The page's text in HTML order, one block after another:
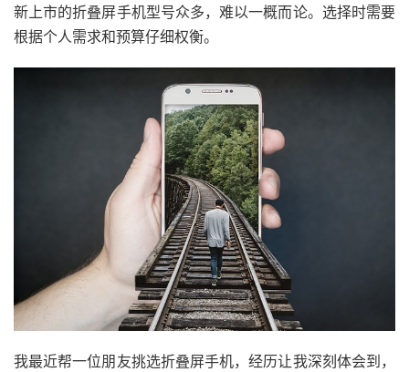
新上市的折叠屏手机型号众多，难以一概而论。选择时需要
根据个人需求和预算仔细权衡。
我最近帮一位朋友挑选折叠屏手机，经历让我深刻体会到，